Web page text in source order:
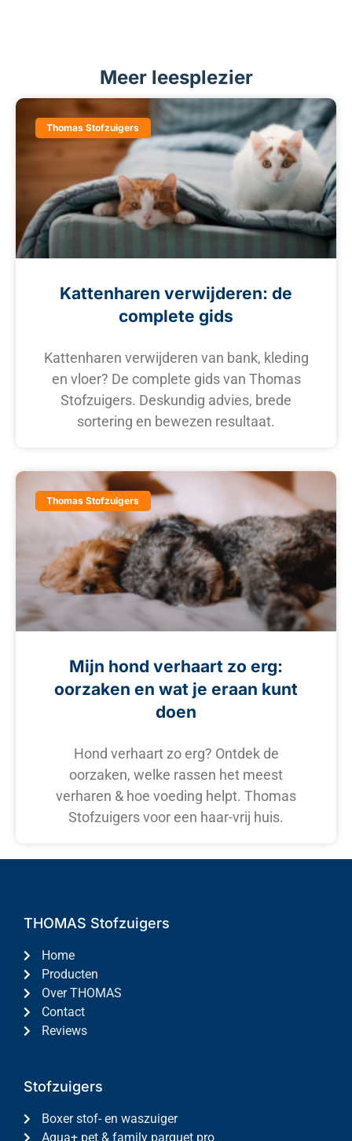
Meer leesplezier
Thomas Stofzuigers
Kattenharen verwijderen: de
complete gids
Kattenharen verwijderen van bank, kleding
en vloer? De complete gids van Thomas
Stofzuigers. Deskundig advies, brede
sortering en bewezen resultaat.
Thomas Stofzuigers
Mijn hond verhaart zo erg:
oorzaken en wat je eraan kunt
doen
Hond verhaart zo erg? Ontdek de
oorzaken, welke rassen het meest
verharen & hoe voeding helpt. Thomas
Stofzuigers voor een haar-vrij huis.
THOMAS Stofzuigers
Home
Producten
Over THOMAS
Contact
Reviews
Stofzuigers
Boxer stof- en waszuiger
Aqua+ pet & family parquet pro